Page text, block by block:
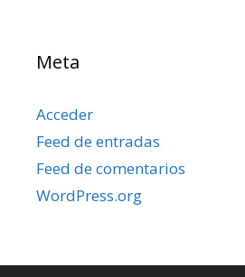
Meta
Acceder
Feed de entradas
Feed de comentarios
WordPress.org